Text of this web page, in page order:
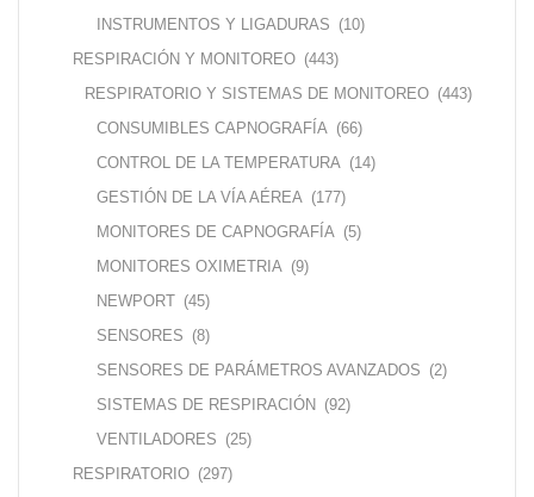
INSTRUMENTOS Y LIGADURAS (10)
RESPIRACIÓN Y MONITOREO (443)
RESPIRATORIO Y SISTEMAS DE MONITOREO (443)
CONSUMIBLES CAPNOGRAFÍA (66)
CONTROL DE LA TEMPERATURA (14)
GESTIÓN DE LA VÍA AÉREA (177)
MONITORES DE CAPNOGRAFÍA (5)
MONITORES OXIMETRIA (9)
NEWPORT (45)
SENSORES (8)
SENSORES DE PARÁMETROS AVANZADOS (2)
SISTEMAS DE RESPIRACIÓN (92)
VENTILADORES (25)
RESPIRATORIO (297)